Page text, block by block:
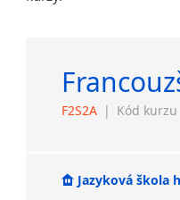
F2S2A | Kód kurzu
Jazyková škola